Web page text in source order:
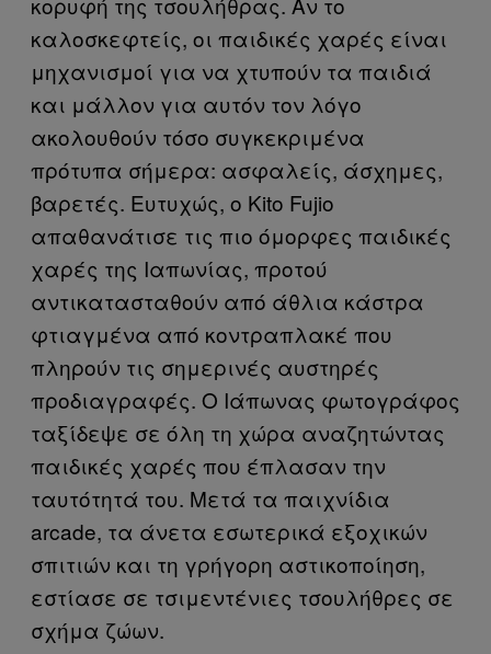
καλοσκεφτείς, οι παιδικές χαρές είναι
μηχανισμοί για να χτυπούν τα παιδιά
και μάλλον για αυτόν τον λόγο
ακολουθούν τόσο συγκεκριμένα
πρότυπα σήμερα: ασφαλείς, άσχημες,
βαρετές. Ευτυχώς, ο Kito Fujio
απαθανάτισε τις πιο όμορφες παιδικές
χαρές της Ιαπωνίας, προτού
αντικατασταθούν από άθλια κάστρα
φτιαγμένα από κοντραπλακέ που
πληρούν τις σημερινές αυστηρές
προδιαγραφές. Ο Ιάπωνας φωτογράφος
ταξίδεψε σε όλη τη χώρα αναζητώντας
παιδικές χαρές που έπλασαν την
ταυτότητά του. Μετά τα παιχνίδια
arcade, τα άνετα εσωτερικά εξοχικών
σπιτιών και τη γρήγορη αστικοποίηση,
εστίασε σε τσιμεντένιες τσουλήθρες σε
σχήμα ζώων.